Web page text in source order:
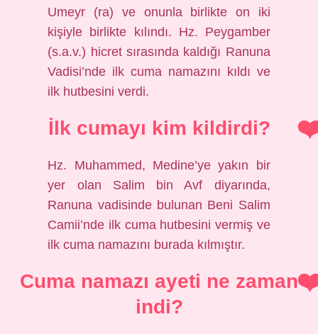
Umeyr (ra) ve onunla birlikte on iki
kişiyle birlikte kılındı. Hz. Peygamber
(s.a.v.) hicret sırasında kaldığı Ranuna
Vadisi’nde ilk cuma namazını kıldı ve
ilk hutbesini verdi.
İlk cumayı kim kildirdi?
Hz. Muhammed, Medine’ye yakın bir
yer olan Salim bin Avf diyarında,
Ranuna vadisinde bulunan Beni Salim
Camii’nde ilk cuma hutbesini vermiş ve
ilk cuma namazını burada kılmıştır.
Cuma namazı ayeti ne zaman
indi?